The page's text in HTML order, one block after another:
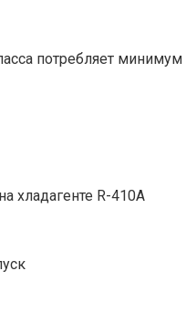
потребляет минимум
хладагенте R-410A